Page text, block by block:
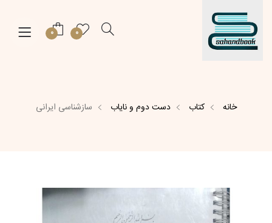
0
0
خانه کتاب دست دوم و نایاب سازشناسی ایرانی